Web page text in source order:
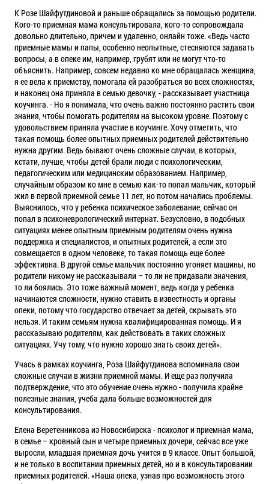
К Розе Шайфутдиновой и раньше обращались за помощью родители.
Кого-то приемная мама консультировала, кого-то сопровождала
довольно длительно, причем и удаленно, онлайн тоже. «Ведь часто
приемные мамы и папы, особенно неопытные, стесняются задавать
вопросы, а в опеке им, например, грубят или не могут что-то
объяснить. Например, совсем недавно ко мне обращалась женщина,
я ее вела к приемству, помогала ей разобраться во всех сложностях,
и наконец она приняла в семью девочку, - рассказывает участница
коучинга. - Но я понимала, что очень важно постоянно растить свои
знания, чтобы помогать родителям на высоком уровне. Поэтому с
удовольствием приняла участие в коучинге. Хочу отметить, что
такая помощь более опытных приемных родителей действительно
нужна другим. Ведь бывают очень сложные случаи, в которых,
кстати, лучше, чтобы детей брали люди с психологическим,
педагогическим или медицинским образованием. Например,
случайным образом ко мне в семью как-то попал мальчик, который
жил в первой приемной семье 11 лет, но потом начались проблемы.
Выяснилось, что у ребенка психическое заболевание, сейчас он
попал в психоневрологический интернат. Безусловно, в подобных
ситуациях менее опытным приемным родителям очень нужна
поддержка и специалистов, и опытных родителей, а если это
совмещается в одном человеке, то такая помощь еще более
эффективна. В другой семье мальчик постоянно угоняет машины, но
родители никому не рассказывали – то ли не придавали значения,
то ли боялись. Это тоже важный момент, ведь когда у ребенка
начинаются сложности, нужно ставить в известность и органы
опеки, потому что государство отвечает за детей, скрывать это
нельзя. И таким семьям нужна квалифицированная помощь. И я
рассказываю родителям, как действовать в таких сложных
ситуациях. Учу тому, что нужно хорошо знать своих детей».
Учась в рамках коучинга, Роза Шайфутдинова вспоминала свои
сложные случаи в жизни приемной мамы. И еще раз получила
подтверждение, что это обучение очень нужно - получила крайне
полезные знания, учеба дала больше возможностей для
консультирования.
Елена Веретенникова из Новосибирска - психолог и приемная мама,
в семье – кровный сын и четыре приемных дочери, сейчас все уже
выросли, младшая приемная дочь учится в 9 классе. Опыт большой,
и не только в воспитании приемных детей, но и в консультировании
приемных родителей. «Наша опека, узнав про возможность этого